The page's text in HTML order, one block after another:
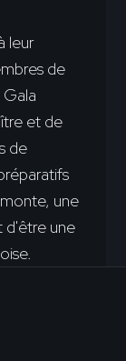
leur
de
et de
de
une
d'être une